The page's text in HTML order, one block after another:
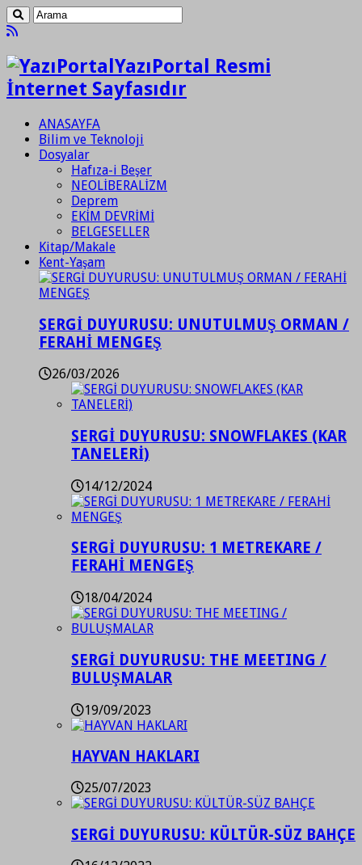
YazıPortal Resmi
İnternet Sayfasıdır
ANASAYFA
Bilim ve Teknoloji
Dosyalar
Hafıza-i Beşer
NEOLİBERALİZM
Deprem
EKİM DEVRİMİ
BELGESELLER
Kitap/Makale
Kent-Yaşam
SERGİ DUYURUSU: UNUTULMUŞ ORMAN /
FERAHİ MENGEŞ
26/03/2026
SERGİ DUYURUSU: SNOWFLAKES (KAR
TANELERİ)
14/12/2024
SERGİ DUYURUSU: 1 METREKARE /
FERAHİ MENGEŞ
18/04/2024
SERGİ DUYURUSU: THE MEETING /
BULUŞMALAR
19/09/2023
HAYVAN HAKLARI
25/07/2023
SERGİ DUYURUSU: KÜLTÜR-SÜZ BAHÇE